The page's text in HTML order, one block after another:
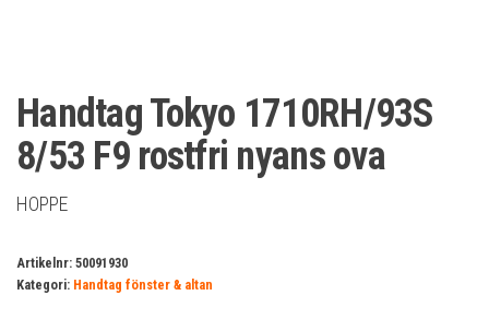
Handtag Tokyo 1710RH/93S
8/53 F9 rostfri nyans ova
HOPPE
Artikelnr: 50091930
Kategori: Handtag fönster & altan